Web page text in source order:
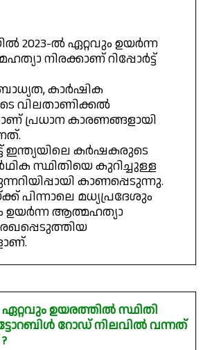
2023-ൽ ഏറ്റവും ഉയർന്ന
നിരക്കാണ് റിപ്പോർട്ട്
കാർഷിക
വിലതാണിക്കൽ
പ്രധാന കാരണങ്ങളായി
ഇന്ത്യയിലെ കർഷകരുടെ
സ്ഥിതിയെ കുറിച്ചുള്ള
കാണപ്പെടുന്നു.
പിന്നാലെ മധ്യപ്രദേശും
ആത്മഹത്യാ
ഉയരത്തിൽ സ്ഥിതി
റോഡ് നിലവിൽ വന്നത്